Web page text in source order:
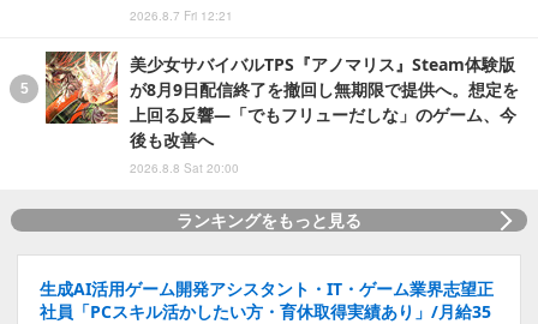
2026.8.7 Fri 12:21
美少女サバイバルTPS『アノマリス』Steam体験版
が8月9日配信終了を撤回し無期限で提供へ。想定を
上回る反響―「でもフリューだしな」のゲーム、今
後も改善へ
2026.8.8 Sat 20:00
ランキングをもっと見る
生成AI活用ゲーム開発アシスタント・IT・ゲーム業界志望正
社員「PCスキル活かしたい方・育休取得実績あり」/月給35